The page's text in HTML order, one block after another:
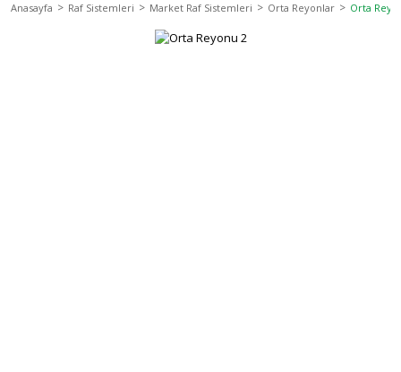
Anasayfa Raf Sistemleri Market Raf Sistemleri Orta Reyonlar Orta